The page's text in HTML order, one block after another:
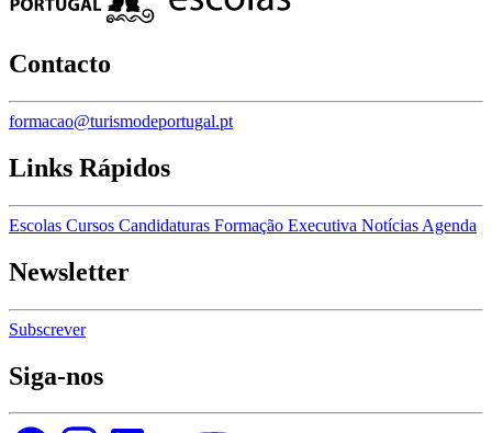
Contacto
formacao@turismodeportugal.pt
Links Rápidos
Escolas Cursos Candidaturas Formação Executiva Notícias Agenda
Newsletter
Subscrever
Siga-nos